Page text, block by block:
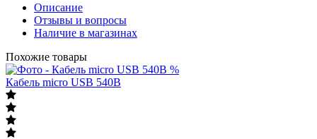
Описание
Отзывы и вопросы
Наличие в магазинах
Похожие товары
%
Кабель micro USB 540B